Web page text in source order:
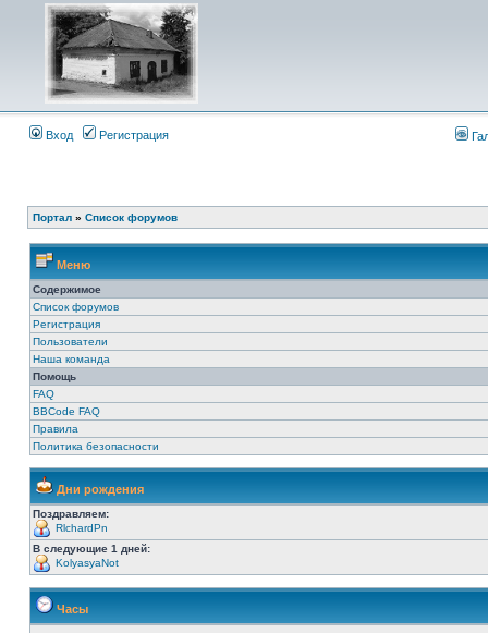
Вход Регистрация
Портал » Список форумов
Меню
Содержимое
Список форумов
Регистрация
Пользователи
Наша команда
Помощь
FAQ
BBCode FAQ
Правила
Политика безопасности
Дни рождения
Поздравляем:
RlchardPn
В следующие 1 дней:
KolyasyaNot
Часы